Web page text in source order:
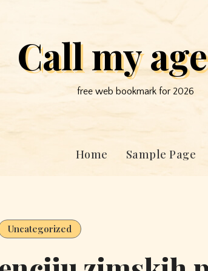
Call my
free web bookmark for 2026
Home Sample Page
Uncategorized